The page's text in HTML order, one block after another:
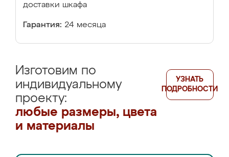
доставки шкафа
Гарантия: 24 месяца
Изготовим по
индивидуальному
проекту:
любые размеры, цвета
и материалы
УЗНАТЬ
ПОДРОБНОСТИ